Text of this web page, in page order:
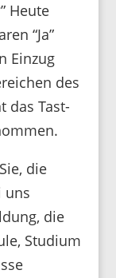
Heute
“Ja”
Einzug
des
das Tast­
die
uns
die
Studium